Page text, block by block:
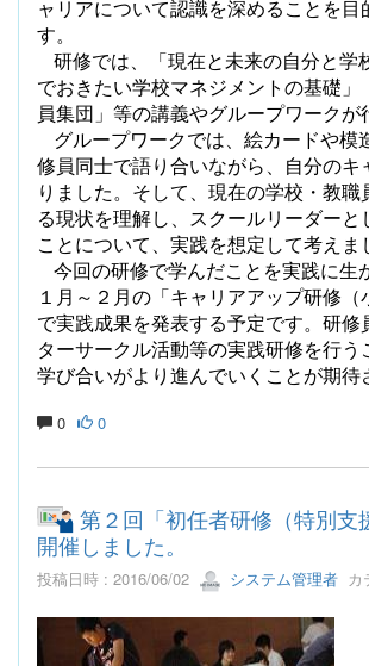
ャリアについて認識を深めることを目
す。
研修では、「現在と未来の自分と
でおきたい学校マネジメントの基礎」
員集団」等の講義やグループワークが
グループワークでは、絵カードや模
修員同士で語り合いながら、自分のキ
りました。そして、現在の学校・教職
る現状を理解し、スクールリーダーと
ことについて、実践を想定して考えま
今回の研修で学んだことを実践に生
１月～２月の「キャリアアップ研修
で実践成果を発表する予定です。研修
ターサークル活動等の実践研修を行う
学び合いがより進んでいくことが期待
0 0
第２回「初任者研修（特別支
開催しました。
投稿日時 : 2016/06/02 システム管理者 カ